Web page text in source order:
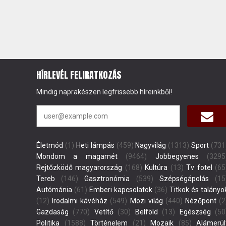
HÍRLEVÉL FELIRATKOZÁS
Mindig naprakészen legfrissebb híreinkből!
Életmód (1) Heti lámpás (459) Nagyvilág (1313) Sport
Mondom a magamét(9464) Jobbegyenes
Rejtőzködő magyarország (168) Kultúra (13) Tv fotel
Tereb (146) Gasztronómia (539) Szépségápolás
Autómánia (61) Emberi kapcsolatok (36) Titkok és
(12) Irodalmi kávéház (549) Mozi világ (440) Nézőpont
Gazdaság (770) Vetítő(30) Belföld (13) Egészség
Politika (1588) Történelem (21) Mozaik (85)